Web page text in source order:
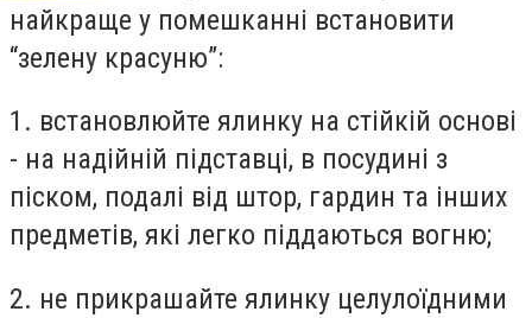
найкраще у помешканні встановити
“зелену красуню”:
1. встановлюйте ялинку на стійкій основі
- на надійній підставці, в посудині з
піском, подалі від штор, гардин та інших
предметів, які легко піддаються вогню;
2. не прикрашайте ялинку целулоїдними